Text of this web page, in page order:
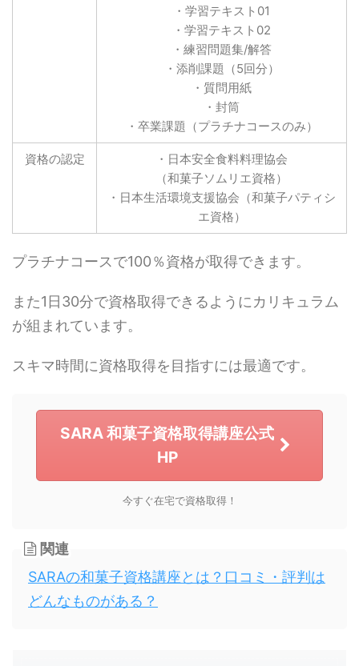
・学習テキスト01
・学習テキスト02
・練習問題集/解答
・添削課題（5回分）
・質問用紙
・封筒
・卒業課題（プラチナコースのみ）
資格の認定
・日本安全食料料理協会
（和菓子ソムリエ資格）
・日本生活環境支援協会（和菓子パティシ
エ資格）
プラチナコースで100％資格が取得できます。
また1日30分で資格取得できるようにカリキュラム
が組まれています。
スキマ時間に資格取得を目指すには最適です。
SARA 和菓子資格取得講座公式
HP
今すぐ在宅で資格取得！
関連
SARAの和菓子資格講座とは？口コミ・評判は
どんなものがある？